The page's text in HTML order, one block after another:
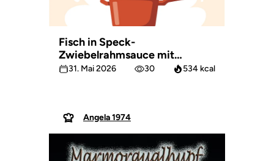
Fisch in Speck-
Zwiebelrahmsauce mit
Petersiliekartoffeln
31. Mai 2026 30 534 kcal
Angela 1974